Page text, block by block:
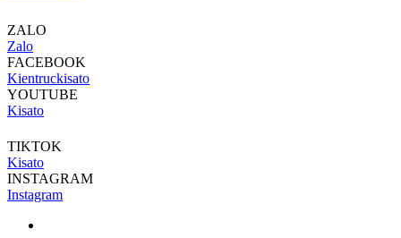
ZALO
Zalo
FACEBOOK
Kientruckisato
YOUTUBE
Kisato
TIKTOK
Kisato
INSTAGRAM
Instagram